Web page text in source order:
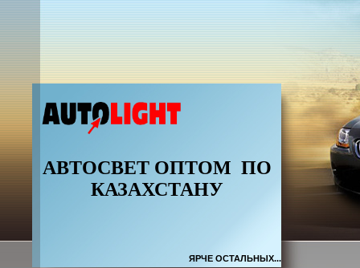
АВТОСВЕТ ОПТОМ ПО
КАЗАХСТАНУ
ЯРЧЕ ОСТАЛЬНЫХ...